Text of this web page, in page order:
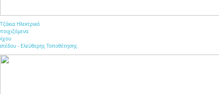
Τζάκια Ηλεκτρικά
- Ελεύθερης Τοποθέτησης